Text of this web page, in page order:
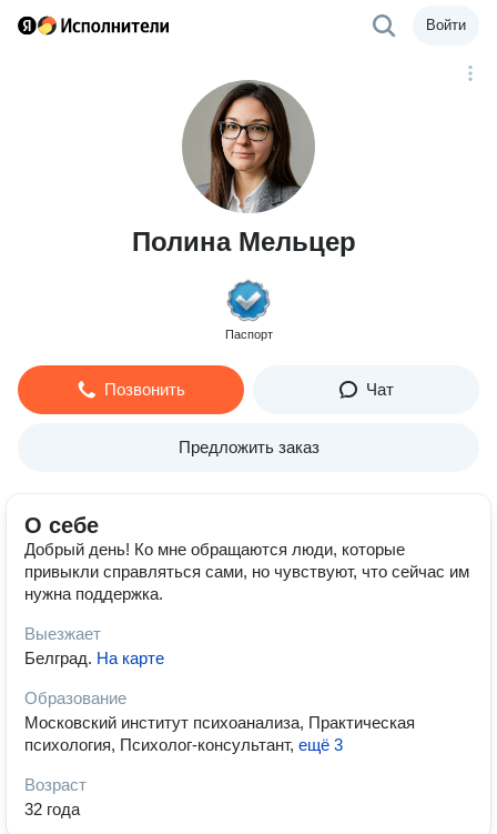
Войти
Полина Мельцер
Паспорт
Позвонить Чат
Предложить заказ
О себе
Добрый день! Ко мне обращаются люди, которые
привыкли справляться сами, но чувствуют, что сейчас им
нужна поддержка.
Выезжает
Белград. На карте
Образование
Московский институт психоанализа, Практическая
психология, Психолог-консультант, ещё 3
Возраст
32 года